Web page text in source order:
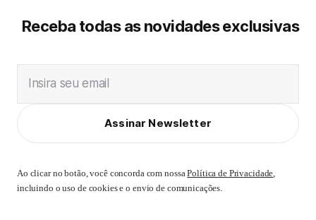
Receba todas as novidades exclusivas
Insira seu email
Assinar Newsletter
Ao clicar no botão, você concorda com nossaPolítica de Privacidade,
incluindo o uso de cookies e o envio de comunicações.